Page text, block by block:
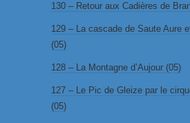
130 – Retour aux Cadières de
129 – La cascade de Saute Aure
(05)
128 – La Montagne d’Aujour (05)
127 – Le Pic de Gleize par le
(05)